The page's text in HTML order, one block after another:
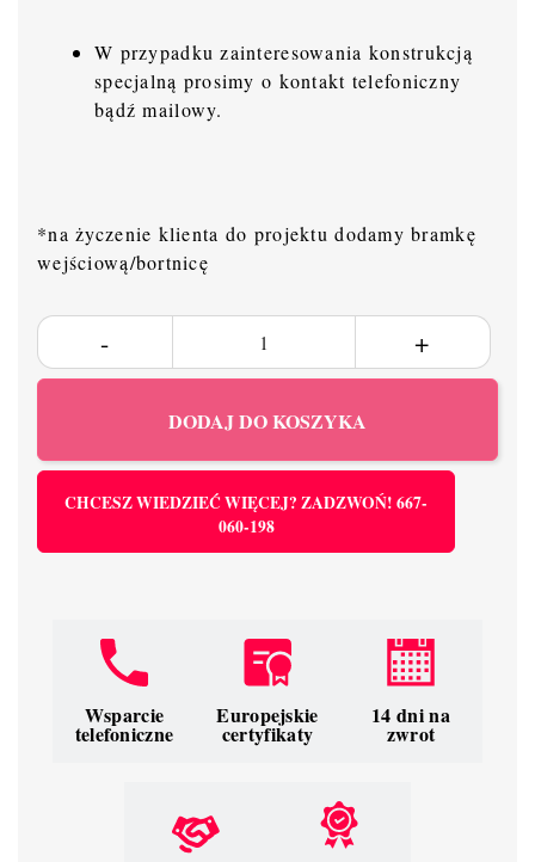
W przypadku zainteresowania konstrukcją
specjalną prosimy o kontakt telefoniczny
bądź mailowy.
*na życzenie klienta do projektu dodamy bramkę
wejściową/bortnicę
DODAJ DO KOSZYKA
CHCESZ WIEDZIEĆ WIĘCEJ? ZADZWOŃ! 667-
060-198
Wsparcie
telefoniczne
Europejskie
certyfikaty
14 dni na
zwrot